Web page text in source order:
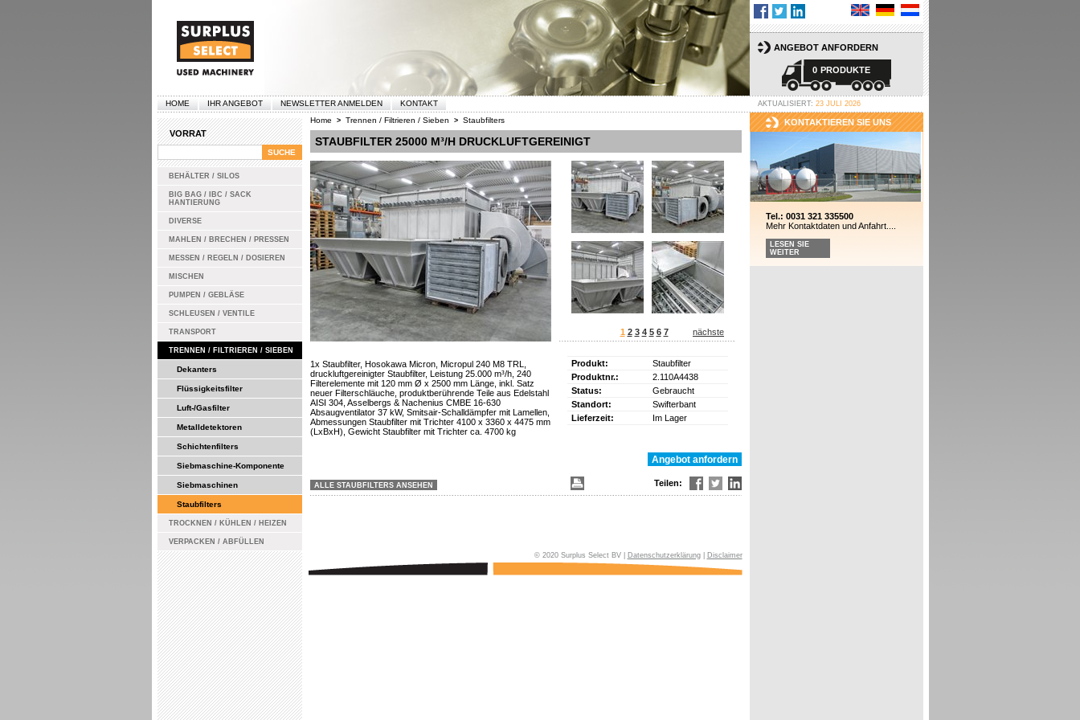
ANGEBOT ANFORDERN
0 PRODUKTE
HOME IHR ANGEBOT NEWSLETTER ANMELDEN KONTAKT AKTUALISIERT: 23 JULI 2026
VORRAT
BEHÄLTER / SILOS
BIG BAG / IBC / SACK
HANTIERUNG
DIVERSE
MAHLEN / BRECHEN / PRESSEN
MESSEN / REGELN / DOSIEREN
MISCHEN
PUMPEN / GEBLÄSE
SCHLEUSEN / VENTILE
TRANSPORT
TRENNEN / FILTRIEREN / SIEBEN
Dekanters
Flüssigkeitsfilter
Luft-/Gasfilter
Metalldetektoren
Schichtenfilters
Siebmaschine-Komponente
Siebmaschinen
Staubfilters
TROCKNEN / KÜHLEN / HEIZEN
VERPACKEN / ABFÜLLEN
Home > Trennen / Filtrieren / Sieben > Staubfilters
STAUBFILTER 25000 M³/H DRUCKLUFTGEREINIGT
Produkt:
Staubfilter
Produktnr.:
2.110A4438
Status:
Gebraucht
Standort:
Swifterbant
Lieferzeit:
Im Lager
1x Staubfilter, Hosokawa Micron, Micropul 240 M8 TRL,
druckluftgereinigter Staubfilter, Leistung 25.000 m³/h, 240
Filterelemente mit 120 mm Ø x 2500 mm Länge, inkl. Satz
neuer Filterschläuche, produktberührende Teile aus Edelstahl
AISI 304, Asselbergs & Nachenius CMBE 16-630
Absaugventilator 37 kW, Smitsair-Schalldämpfer mit Lamellen,
Abmessungen Staubfilter mit Trichter 4100 x 3360 x 4475 mm
(LxBxH), Gewicht Staubfilter mit Trichter ca. 4700 kg
ALLE STAUBFILTERS ANSEHEN Teilen:
KONTAKTIEREN SIE UNS
Tel.: 0031 321 335500
Mehr Kontaktdaten und Anfahrt....
LESEN SIE
WEITER
© 2020 Surplus Select BV | Datenschutzerklärung| Disclaimer